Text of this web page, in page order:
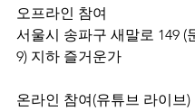
오프라인 참여
서울시 송파구 새말로 149 (
9) 지하 즐거운가
온라인 참여(유튜브 라이브)